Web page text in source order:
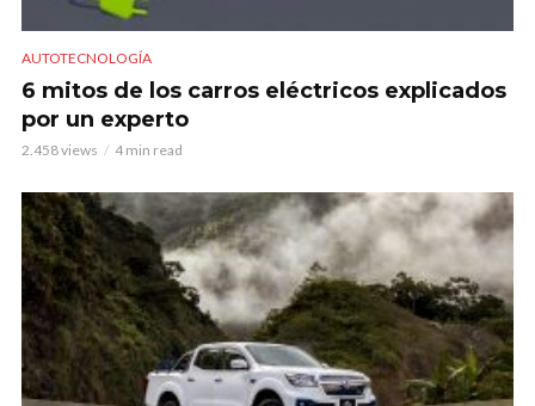
AUTOTECNOLOGÍA
6 mitos de los carros eléctricos explicados
por un experto
2.458 views 4 min read